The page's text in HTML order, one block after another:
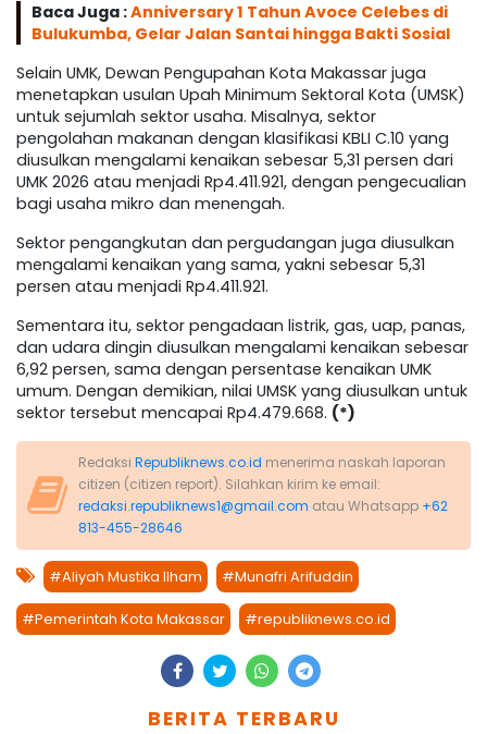
Baca Juga :Anniversary 1 Tahun Avoce Celebes di
Bulukumba, Gelar Jalan Santai hingga Bakti Sosial
Selain UMK, Dewan Pengupahan Kota Makassar juga
menetapkan usulan Upah Minimum Sektoral Kota (UMSK)
untuk sejumlah sektor usaha. Misalnya, sektor
pengolahan makanan dengan klasifikasi KBLI C.10 yang
diusulkan mengalami kenaikan sebesar 5,31 persen dari
UMK 2026 atau menjadi Rp4.411.921, dengan pengecualian
bagi usaha mikro dan menengah.
Sektor pengangkutan dan pergudangan juga diusulkan
mengalami kenaikan yang sama, yakni sebesar 5,31
persen atau menjadi Rp4.411.921.
Sementara itu, sektor pengadaan listrik, gas, uap, panas,
dan udara dingin diusulkan mengalami kenaikan sebesar
6,92 persen, sama dengan persentase kenaikan UMK
umum. Dengan demikian, nilai UMSK yang diusulkan untuk
sektor tersebut mencapai Rp4.479.668. (*)
Redaksi Republiknews.co.id menerima naskah laporan
citizen (citizen report). Silahkan kirim ke email:
redaksi.republiknews1@gmail.com atau Whatsapp +62
813-455-28646
#Aliyah Mustika Ilham #Munafri Arifuddin
#Pemerintah Kota Makassar #republiknews.co.id
BERITA TERBARU